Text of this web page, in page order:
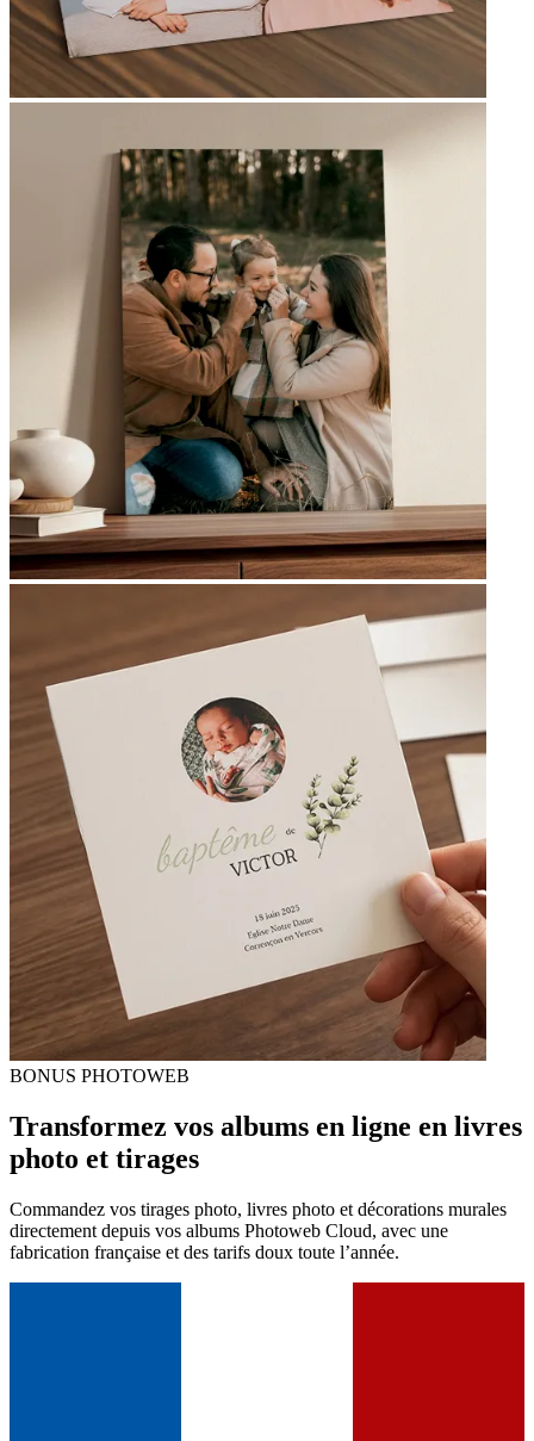
BONUS PHOTOWEB
Transformez vos albums en ligne en livres
photo et tirages
Commandez vos tirages photo, livres photo et décorations murales
directement depuis vos albums Photoweb Cloud, avec une
fabrication française et des tarifs doux toute l’année.